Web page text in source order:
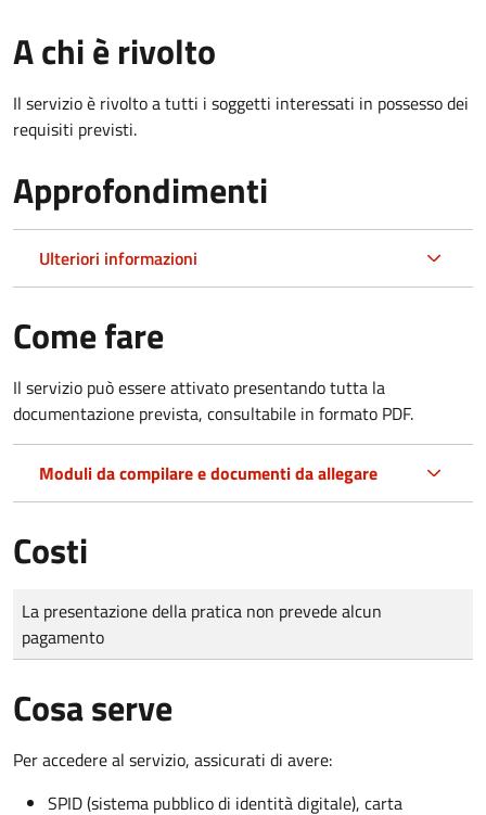
A chi è rivolto
Il servizio è rivolto a tutti i soggetti interessati in possesso dei
requisiti previsti.
Approfondimenti
Ulteriori informazioni
Come fare
Il servizio può essere attivato presentando tutta la
documentazione prevista, consultabile in formato PDF.
Moduli da compilare e documenti da allegare
Costi
Tipo di pagamento
Importo
La presentazione della pratica non prevede alcun
pagamento
Cosa serve
Per accedere al servizio, assicurati di avere:
SPID (sistema pubblico di identità digitale), carta